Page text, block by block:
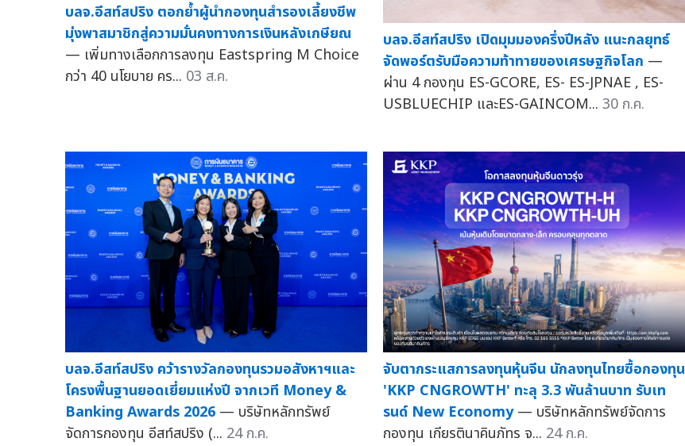
บลจ.อีสท์สปริง ตอกย้ำผู้นำกองทุนสำรองเลี้ยงชีพ
มุ่งพาสมาชิกสู่ความมั่นคงทางการเงินหลังเกษียณ
— เพิ่มทางเลือกการลงทุน Eastspring M Choice
กว่า 40 นโยบาย คร... 03 ส.ค.
บลจ.อีสท์สปริง เปิดมุมมองครึ่งปีหลัง แนะกลยุทธ์
จัดพอร์ตรับมือความท้าทายของเศรษฐกิจโลก —
ผ่าน 4 กองทุน ES-GCORE, ES- ES-JPNAE , ES-
USBLUECHIP และES-GAINCOM... 30 ก.ค.
บลจ.อีสท์สปริง คว้ารางวัลกองทุนรวมอสังหาฯและ
โครงพื้นฐานยอดเยี่ยมแห่งปี จากเวที Money &
Banking Awards 2026 — บริษัทหลักทรัพย์
จัดการกองทุน อีสท์สปริง (... 24 ก.ค.
จับตากระแสการลงทุนหุ้นจีน นักลงทุนไทยซื้อกองทุน
'KKP CNGROWTH' ทะลุ 3.3 พันล้านบาท รับเท
รนด์ New Economy — บริษัทหลักทรัพย์จัดการ
กองทุน เกียรตินาคินภัทร จ... 24 ก.ค.